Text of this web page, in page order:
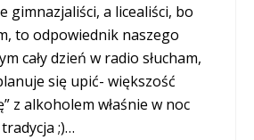
gimnazjaliści, a licealiści, bo
to odpowiednik naszego
cały dzień w radio słucham,
się upić- większość
z alkoholem właśnie w noc
;)…